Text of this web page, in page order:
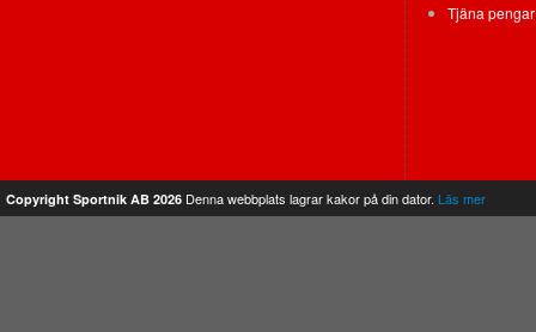
Tjäna pengar
Copyright Sportnik AB 2026 Denna webbplats lagrar kakor på din dator. Läs mer